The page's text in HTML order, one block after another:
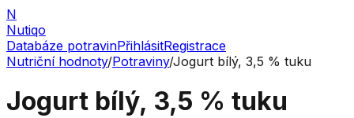
N
Nutiqo
Databáze potravinPřihlásitRegistrace
Nutriční hodnoty/Potraviny/Jogurt bílý, 3,5 % tuku
Jogurt bílý, 3,5 % tuku